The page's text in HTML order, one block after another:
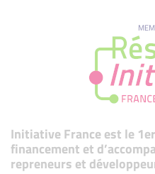
Initiative France est le
financement et
repreneurs et